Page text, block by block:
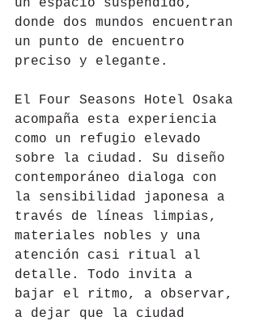
un espacio suspendido,
donde dos mundos encuentran
un punto de encuentro
preciso y elegante.
El Four Seasons Hotel Osaka
acompaña esta experiencia
como un refugio elevado
sobre la ciudad. Su diseño
contemporáneo dialoga con
la sensibilidad japonesa a
través de líneas limpias,
materiales nobles y una
atención casi ritual al
detalle. Todo invita a
bajar el ritmo, a observar,
a dejar que la ciudad